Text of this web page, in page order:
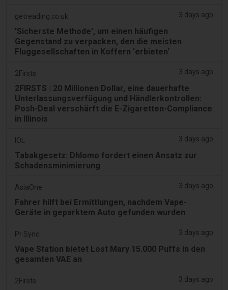
getreading.co.uk 3 days ago
'Sicherste Methode', um einen häufigen
Gegenstand zu verpacken, den die meisten
Fluggesellschaften in Koffern 'erbieten'
2Firsts 3 days ago
2FIRSTS | 20 Millionen Dollar, eine dauerhafte
Unterlassungsverfügung und Händlerkontrollen:
Posh-Deal verschärft die E-Zigaretten-Compliance
in Illinois
IOL 3 days ago
Tabakgesetz: Dhlomo fordert einen Ansatz zur
Schadensminimierung
AsiaOne 3 days ago
Fahrer hilft bei Ermittlungen, nachdem Vape-
Geräte in geparktem Auto gefunden wurden
Pr Sync 3 days ago
Vape Station bietet Lost Mary 15.000 Puffs in den
gesamten VAE an
2Firsts 3 days ago